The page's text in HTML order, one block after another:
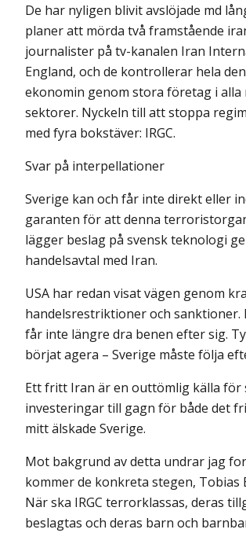
De har nyligen blivit avslöjade md
planer att mörda två framstående
journalister på tv-kanalen Iran
England, och de kontrollerar hela
ekonomin genom stora företag i alla
sektorer. Nyckeln till att stop­pa
med fyra bokstäver: IRGC.
Svar på interpellationer
Sverige kan och får inte direkt eller
garanten för att denna
lägger beslag på svensk teknologi
handelsavtal med Iran.
USA har redan visat vägen genom
handelsrestriktioner och sanktioner.
får inte längre dra benen efter sig.
börjat agera – Sverige måste följa
Ett fritt Iran är en outtömlig källa för
investeringar till gagn för både det
mitt älskade Sverige.
Mot bakgrund av detta undrar jag
kommer de konkreta stegen, Tobias
När ska IRGC terrorklassas, deras
beslagtas och deras barn och